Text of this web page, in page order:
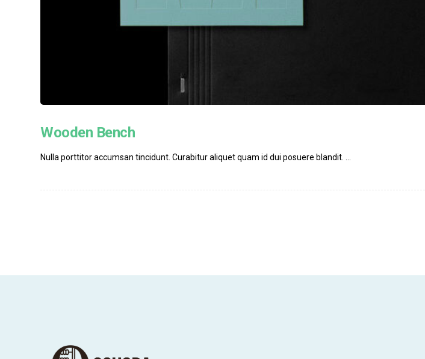
Wooden Bench
Nulla porttitor accumsan tincidunt. Curabitur aliquet quam id dui posuere blandit. ...